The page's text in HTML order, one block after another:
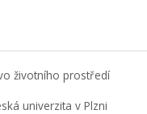
životního prostředí
univerzita v Plzni